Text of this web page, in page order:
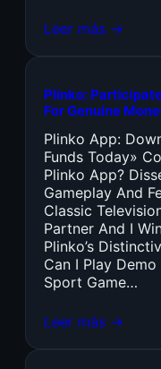
Leer más →
Plinko:
For Genuine
Plinko App:
Funds Today»
Plinko App?
Gameplay And
Classic
Partner And I
Plinko’s
Can I Play
Sport Game…
Leer más →